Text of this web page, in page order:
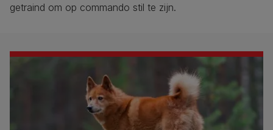
getraind om op commando stil te zijn.